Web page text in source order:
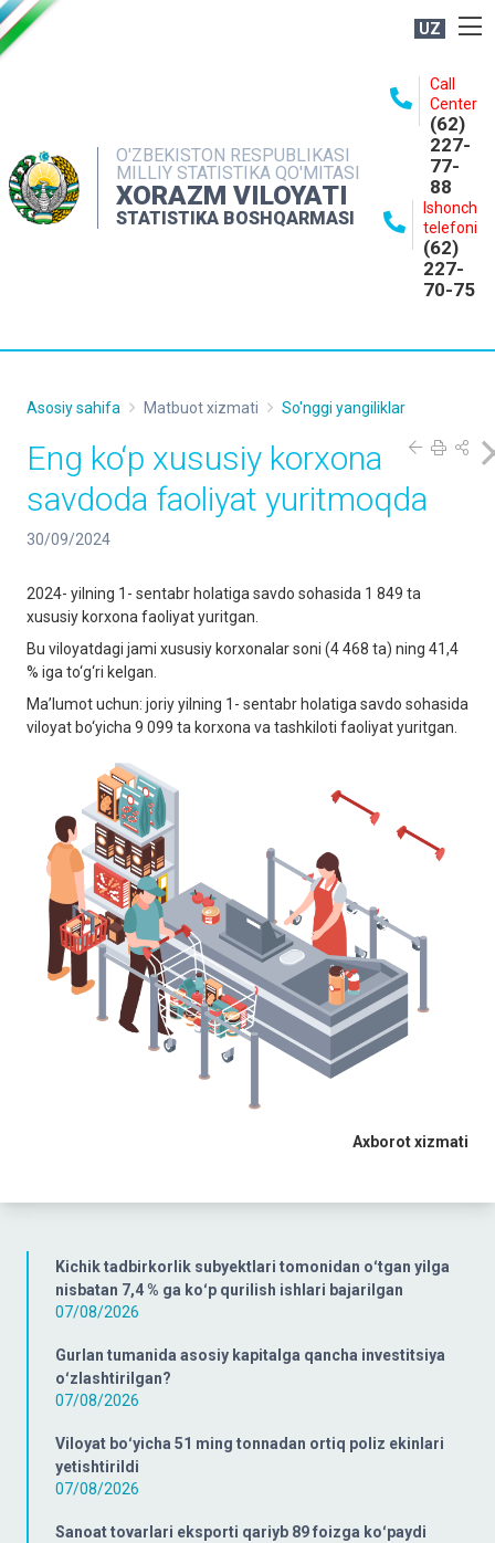
UZ
O'ZBEKISTON RESPUBLIKASI
MILLIY STATISTIKA QO'MITASI
XORAZM VILOYATI
STATISTIKA BOSHQARMASI
Call
Center
(62)
227-
77-
88
Ishonch
telefoni
(62)
227-
70-75
NASHRLAR
INTERAKTIV XIZMATLAR
MATBUOT XIZMATI
Kichik tadbirkorlik subyektlari tomonidan oʻtgan yilga
nisbatan 7,4 % ga koʻp qurilish ishlari bajarilgan
07/08/2026
Gurlan tumanida asosiy kapitalga qancha investitsiya
oʻzlashtirilgan?
07/08/2026
Viloyat boʻyicha 51 ming tonnadan ortiq poliz ekinlari
yetishtirildi
07/08/2026
Sanoat tovarlari eksporti qariyb 89 foizga koʻpaydi
Asosiy sahifa Matbuot xizmati So'nggi yangiliklar
Eng ko‘p xususiy korxona
savdoda faoliyat yuritmoqda
30/09/2024
2024- yilning 1- sentabr holatiga savdo sohasida 1 849 ta
xususiy korxona faoliyat yuritgan.
Bu viloyatdagi jami xususiy korxonalar soni (4 468 ta) ning 41,4
% iga to‘g‘ri kelgan.
Ma’lumot uchun: joriy yilning 1- sentabr holatiga savdo sohasida
viloyat bo‘yicha 9 099 ta korxona va tashkiloti faoliyat yuritgan.
Axborot xizmati